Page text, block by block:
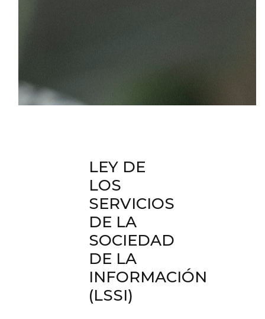
LEY DE
LOS
SERVICIOS
DE LA
SOCIEDAD
DE LA
INFORMACIÓN
(LSSI)